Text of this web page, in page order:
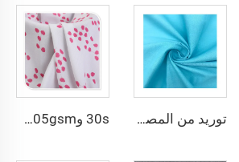
توريد من المصنع بوليستر 80% وقطن 20% بوبلين قماش TC بوبلين بمكونات 110*76 ووزن 100 جرام لكل متر مربع 30s و45s 105gsm تصميم جميل صباغة عادية لموضة فساتين وقمصان السيدات مصنوع من البوليستر بنسبة 100%